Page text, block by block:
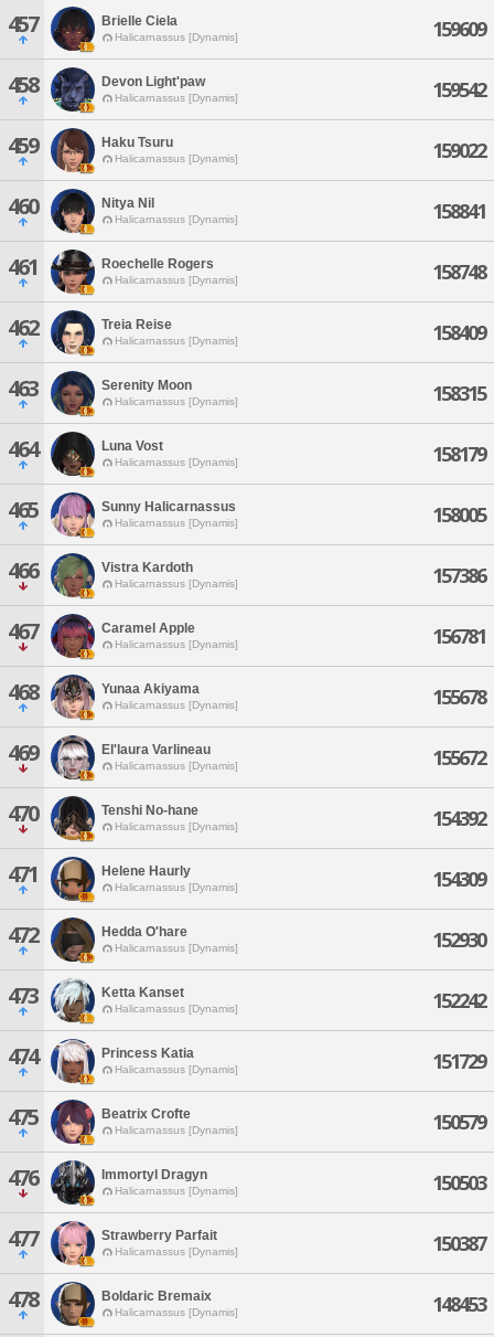
457 Brielle Ciela
Halicarnassus [Dynamis] 159609
458 Devon Light'paw
Halicarnassus [Dynamis] 159542
459 Haku Tsuru
Halicarnassus [Dynamis] 159022
460 Nitya Nil
Halicarnassus [Dynamis] 158841
461 Roechelle Rogers
Halicarnassus [Dynamis] 158748
462 Treia Reise
Halicarnassus [Dynamis] 158409
463 Serenity Moon
Halicarnassus [Dynamis] 158315
464 Luna Vost
Halicarnassus [Dynamis] 158179
465 Sunny Halicarnassus
Halicarnassus [Dynamis] 158005
466 Vistra Kardoth
Halicarnassus [Dynamis] 157386
467 Caramel Apple
Halicarnassus [Dynamis] 156781
468 Yunaa Akiyama
Halicarnassus [Dynamis] 155678
469 El'laura Varlineau
Halicarnassus [Dynamis] 155672
470 Tenshi No-hane
Halicarnassus [Dynamis] 154392
471 Helene Haurly
Halicarnassus [Dynamis] 154309
472 Hedda O'hare
Halicarnassus [Dynamis] 152930
473 Ketta Kanset
Halicarnassus [Dynamis] 152242
474 Princess Katia
Halicarnassus [Dynamis] 151729
475 Beatrix Crofte
Halicarnassus [Dynamis] 150579
476 Immortyl Dragyn
Halicarnassus [Dynamis] 150503
477 Strawberry Parfait
Halicarnassus [Dynamis] 150387
478 Boldaric Bremaix
Halicarnassus [Dynamis] 148453